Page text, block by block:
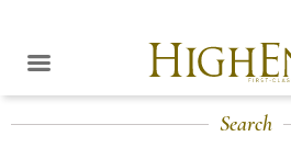
Search